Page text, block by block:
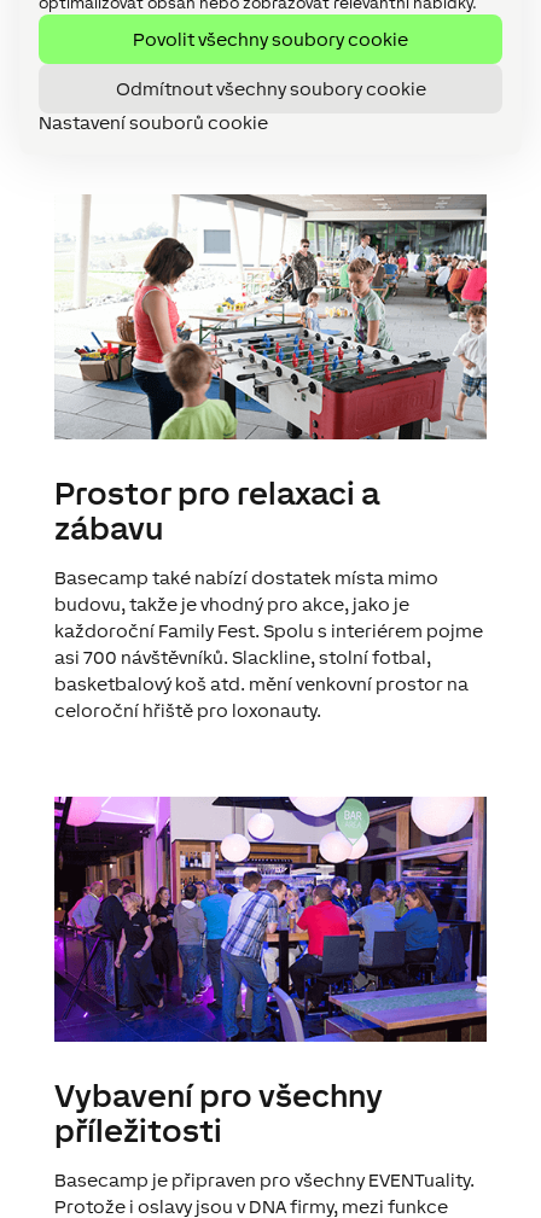
Povolit všechny soubory cookie
Odmítnout všechny soubory cookie
Nastavení souborů cookie
těle je zde centrum inteligence, do něhož a z
něhož proudí informace z celé budovy: všech
ovládacích prvků, senzorů i spotřebičů.
Prostor pro relaxaci a
zábavu
Basecamp také nabízí dostatek místa mimo
budovu, takže je vhodný pro akce, jako je
každoroční Family Fest. Spolu s interiérem pojme
asi 700 návštěvníků. Slackline, stolní fotbal,
basketbalový koš atd. mění venkovní prostor na
celoroční hřiště pro loxonauty.
Vybavení pro všechny
příležitosti
Basecamp je připraven pro všechny EVENTuality.
Protože i oslavy jsou v DNA firmy, mezi funkce